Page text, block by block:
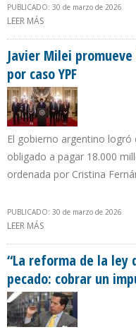
PUBLICADO: 30 de marzo de 2026
LEER MÁS
Javier Milei
por caso YPF
El gobierno argentino
obligado a pagar 18.000
ordenada por Cristina
PUBLICADO: 30 de marzo de 2026
LEER MÁS
“La reforma de la ley
pecado: cobrar un